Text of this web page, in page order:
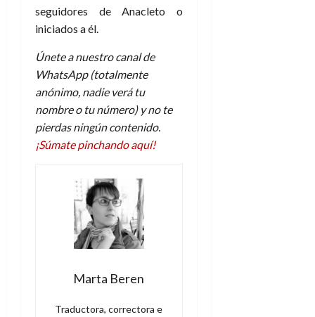
seguidores de Anacleto o
iniciados a él.
Únete a nuestro canal de
WhatsApp (totalmente
anónimo, nadie verá tu
nombre o tu número) y no te
pierdas ningún contenido.
¡Súmate pinchando aquí!
Marta Beren
Traductora, correctora e